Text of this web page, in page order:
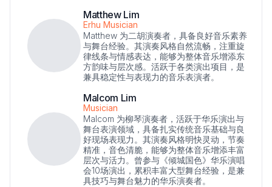
Matthew Lim
Erhu Musician
Matthew 为二胡演奏者，具备良好音乐素养
与舞台经验。其演奏风格自然流畅，注重旋
律线条与情感表达，能够为整体音乐增添东
方韵味与层次感。活跃于各类演出项目，是
兼具稳定性与表现力的音乐表演者。
Malcom Lim
Musician
Malcom 为柳琴演奏者，活跃于华乐演出与
舞台表演领域，具备扎实传统音乐基础与良
好现场表现力。其演奏风格明快灵动，节奏
精准，音色清脆，能够为整体音乐增添丰富
层次与活力。曾参与《倾城国色》华乐演唱
会10场演出，累积丰富大型舞台经验，是兼
具技巧与舞台魅力的华乐演奏者。